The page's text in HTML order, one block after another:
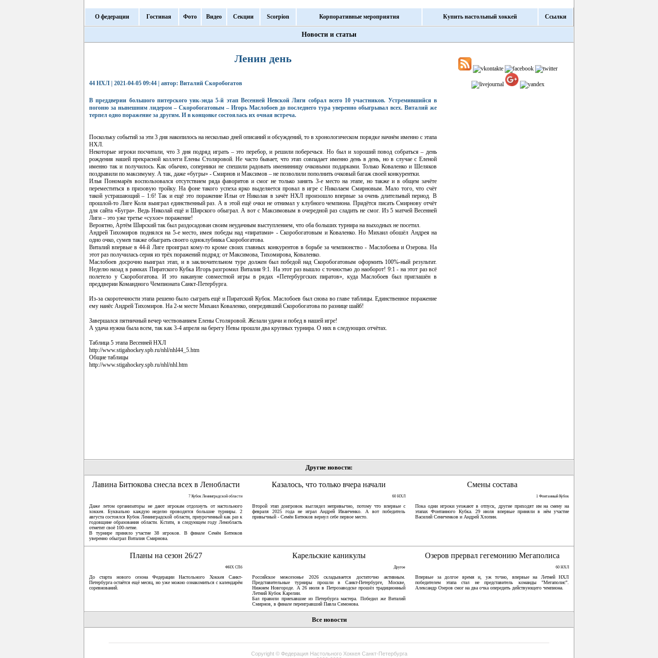
О федерации Гостиная Фото Видео Секции Scorpion Корпоративные мероприятия Купить настольный хоккей Ссылки
Новости и статьи
Ленин день
44 НХЛ | 2021-04-05 09:44 | автор: Виталий Скоробогатов
В преддверии большого питерского уик-энда 5-й этап Весенней Невской Лиги собрал всего 10 участников. Устремившийся в
погоню за нынешним лидером – Скоробогатовым – Игорь Маслобоев до последнего тура уверенно обыгрывал всех. Виталий же
терпел одно поражение за другим. И в концовке состоялась их очная встреча.
Поскольку событий за эти 3 дня накопилось на несколько дней описаний и обсуждений, то в хронологическом порядке начнём именно с этапа
НХЛ.
Некоторые игроки посчитали, что 3 дня подряд играть – это перебор, и решили поберечься. Но был и хороший повод собраться – день
рождения нашей прекрасной коллеги Елены Столяровой. Не часто бывает, что этап совпадает именно день в день, но в случае с Еленой
именно так и получилось. Как обычно, соперники не спешили радовать именинницу очковыми подарками. Только Коваленко и Шеляков
поздравили по максимуму. А так, даже «бугры» - Смирнов и Максимов – не позволили пополнить очковый багаж своей конкурентки.
Илья Пономарёв воспользовался отсутствием ряда фаворитов и смог не только занять 3-е место на этапе, но также и в общем зачёте
переместиться в призовую тройку. На фоне такого успеха ярко выделяется провал в игре с Николаем Смирновым. Мало того, что счёт
такой устрашающий – 1:6! Так и ещё это поражение Ильи от Николая в зачёт НХЛ произошло впервые за очень длительный период. В
прошлой-то Лиге Коля выиграл единственный раз. А в этой ещё очки не отнимал у клубного чемпиона. Придётся писать Смирнову отчёт
для сайта «Бугра». Ведь Николай ещё и Ширского обыграл. А вот с Максимовым в очередной раз сладить не смог. Из 5 матчей Весенней
Лиги – это уже третье «сухое» поражение!
Вероятно, Артём Ширский так был раздосадован своим неудачным выступлением, что оба больших турнира на выходных не посетил.
Андрей Тихомиров поднялся на 5-е место, имея победы над «пиратами» - Скоробогатовым и Коваленко. Но Михаил обошёл Андрея на
одно очко, сумев также обыграть своего одноклубника Скоробогатова.
Виталий впервые в 44-й Лиге проиграл кому-то кроме своих главных конкурентов в борьбе за чемпионство - Маслобоева и Озерова. На
этот раз получилась серия из трёх поражений подряд: от Максимова, Тихомирова, Коваленко.
Маслобоев досрочно выиграл этап, и в заключительном туре должен был победой над Скоробогатовым оформить 100%-ный результат.
Неделю назад в рамках Пиратского Кубка Игорь разгромил Виталия 9:1. На этот раз вышло с точностью до наоборот! 9:1 - на этот раз всё
полетело у Скоробогатова. И это накануне совместной игры в рядах «Петербургских пиратов», куда Маслобоев был приглашён в
преддверии Командного Чемпионата Санкт-Петербурга.
Из-за скоротечности этапа решено было сыграть ещё и Пиратский Кубок. Маслобоев был снова во главе таблицы. Единственное поражение
ему нанёс Андрей Тихомиров. На 2-м месте Михаил Коваленко, опередивший Скоробогатова по разнице шайб!
Завершался пятничный вечер чествованием Елены Столяровой. Желали удачи и побед в нашей игре!
А удача нужна была всем, так как 3-4 апреля на берегу Невы прошли два крупных турнира. О них в следующих отчётах.
Таблица 5 этапа Весенней НХЛ
http://www.stigahockey.spb.ru/nhl/nhl44_5.htm
Общие таблицы
http://www.stigahockey.spb.ru/nhl/nhl.htm
Другие новости:
Лавина Битюкова снесла всех в Ленобласти
7 Кубок Ленинградской области
Даже летом организаторы не дают игрокам отдохнуть от настольного
хоккея. Буквально каждую неделю проводятся большие турниры. 2
августа состоялся Кубок Ленинградской области, приуроченный как раз к
годовщине образования области. Кстати, в следующем году Ленобласть
отметит своё 100-летие.
В турнире приняло участие 38 игроков. В финале Семён Битюков
уверенно обыграл Виталия Смирнова.
Казалось, что только вчера начали
60 НХЛ
Второй этап доигровок выглядел непривычно, потому что впервые с
февраля 2025 года не играл Андрей Иванченко. А вот победитель
привычный - Семён Битюков вернул себе первое место.
Смены состава
1 Фонтанный Кубок
Пока одни игроки уезжают в отпуск, другие приходят им на смену на
этапах Фонтанного Кубка. 29 июля впервые приняли в нём участие
Василий Сениченков и Андрей Хлопин.
Планы на сезон 26/27
ФНХ СПб
До старта нового сезона Федерации Настольного Хоккея Санкт-
Петербурга остаётся ещё месяц, но уже можно ознакомиться с календарём
соревнований.
Карельские каникулы
Другое
Российское межсезонье 2026 складывается достаточно активным.
Представительные турниры прошли в Санкт-Петербурге, Москве,
Нижнем Новгороде. А 26 июля в Петрозаводске прошёл традиционный
Летний Кубок Карелии.
Бал правили приехавшие из Петербурга мастера. Победил же Виталий
Смирнов, в финале переигравший Павла Симонова.
Озеров прервал гегемонию Мегаполиса
60 НХЛ
Впервые за долгое время и, уж точно, впервые на Летней НХЛ
победителем этапа стал не представитель команды "Мегаполис".
Александр Озеров смог на два очка опередить действующего чемпиона.
Все новости
Copyright © Федерация Настольного Хоккея Санкт-Петербурга